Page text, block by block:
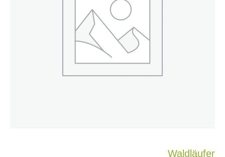
Waldläufer